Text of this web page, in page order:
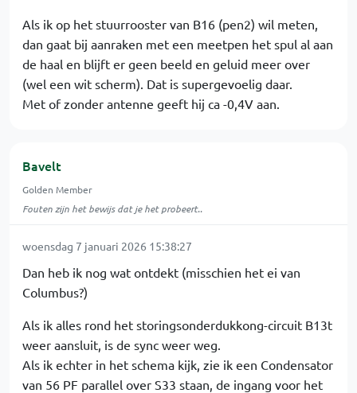
Als ik op het stuurrooster van B16 (pen2) wil meten,
dan gaat bij aanraken met een meetpen het spul al aan
de haal en blijft er geen beeld en geluid meer over
(wel een wit scherm). Dat is supergevoelig daar.
Met of zonder antenne geeft hij ca -0,4V aan.
Bavelt
Golden Member
Fouten zijn het bewijs dat je het probeert..
woensdag 7 januari 2026 15:38:27
Dan heb ik nog wat ontdekt (misschien het ei van
Columbus?)
Als ik alles rond het storingsonderdukkong-circuit B13t
weer aansluit, is de sync weer weg.
Als ik echter in het schema kijk, zie ik een Condensator
van 56 PF parallel over S33 staan, de ingang voor het